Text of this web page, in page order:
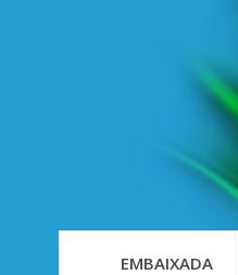
EMBAIXADA